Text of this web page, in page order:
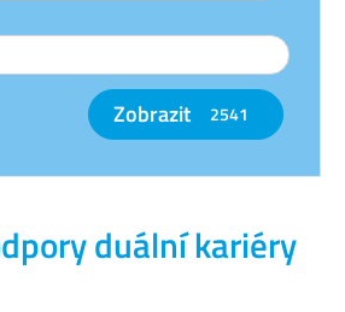
duální kariéry
Zobrazit 2541